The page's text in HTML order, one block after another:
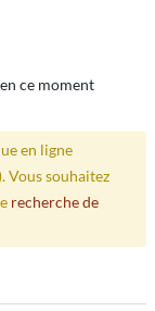
ce moment
en ligne
Vous souhaitez
recherche de